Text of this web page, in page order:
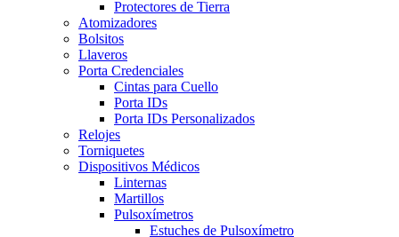
Protectores de Tierra
Atomizadores
Bolsitos
Llaveros
Porta Credenciales
Cintas para Cuello
Porta IDs
Porta IDs Personalizados
Relojes
Torniquetes
Dispositivos Médicos
Linternas
Martillos
Pulsoxímetros
Estuches de Pulsoxímetro